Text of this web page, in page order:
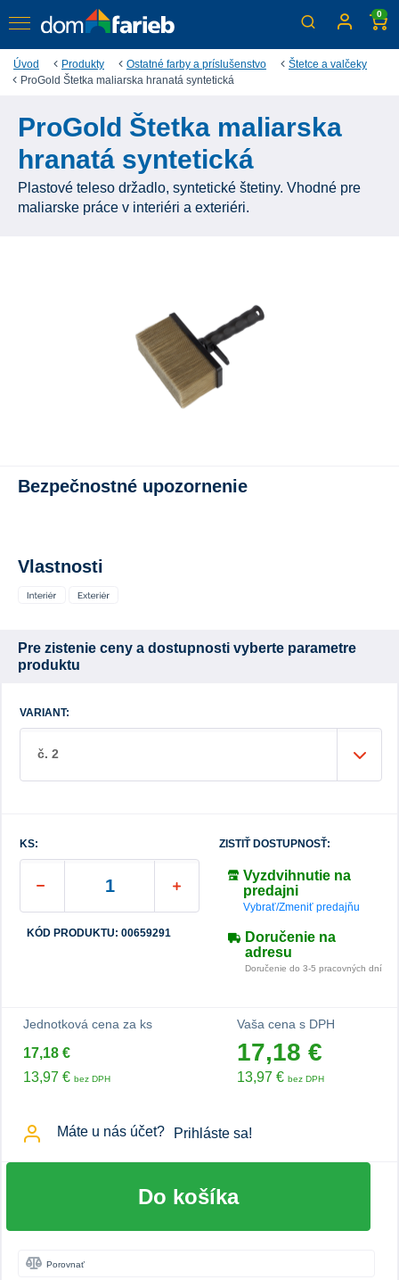
0
Úvod Produkty Ostatné farby a príslušenstvo
Štetce a valčeky
ProGold Štetka maliarska hranatá syntetická
ProGold Štetka maliarska
hranatá syntetická
Plastové teleso držadlo, syntetické štetiny. Vhodné pre
maliarske práce v interiéri a exteriéri.
Bezpečnostné upozornenie
Vlastnosti
Pre zistenie ceny a dostupnosti vyberte parametre
produktu
VARIANT:
č. 2
KS:
KÓD PRODUKTU: 00659291
ZISTIŤ DOSTUPNOSŤ:
Vyzdvihnutie na
predajni
Vybrať/Zmeniť predajňu
Doručenie na
adresu
Doručenie do 3-5 pracovných dní
Jednotková cena za ks
17,18 €
13,97 € bez DPH
Vaša cena s DPH
17,18 €
13,97 € bez DPH
Máte u nás účet? Prihláste sa!
Do košíka
Porovnať